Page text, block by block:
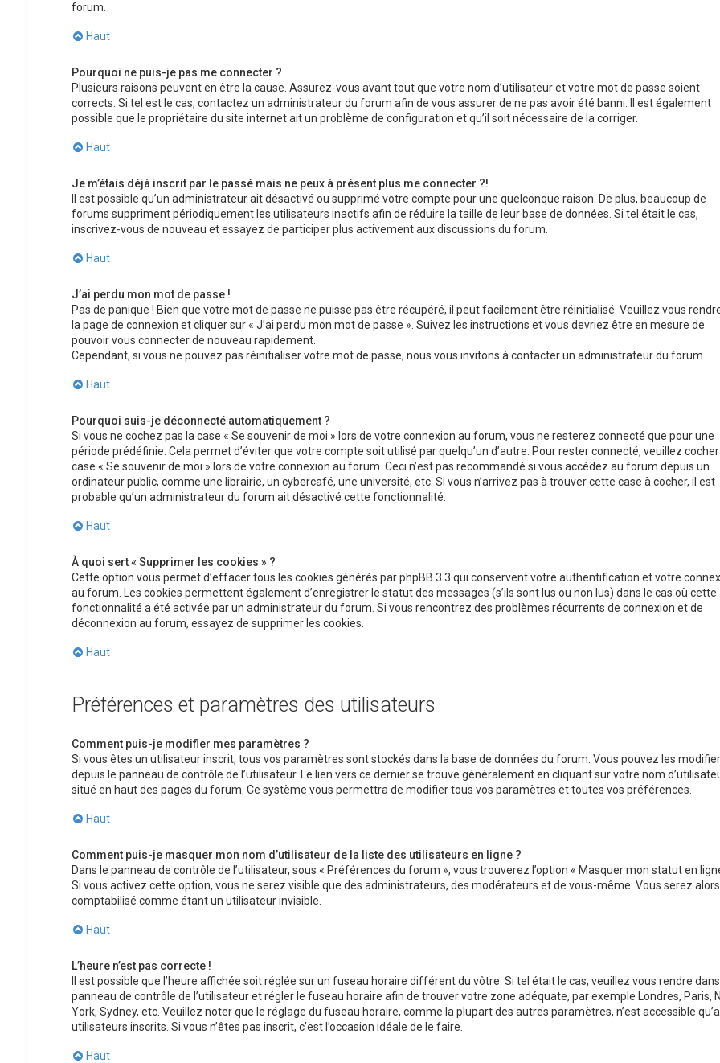
forum.
Haut
Pourquoi ne puis-je pas me connecter ?
Plusieurs raisons peuvent en être la cause. Assurez-vous avant tout que votre nom d’utilisateur et votre mot de passe soient
corrects. Si tel est le cas, contactez un administrateur du forum afin de vous assurer de ne pas avoir été banni. Il est également
possible que le propriétaire du site internet ait un problème de configuration et qu’il soit nécessaire de la corriger.
Haut
Je m’étais déjà inscrit par le passé mais ne peux à présent plus me connecter ?!
Il est possible qu’un administrateur ait désactivé ou supprimé votre compte pour une quelconque raison. De plus, beaucoup de
forums suppriment périodiquement les utilisateurs inactifs afin de réduire la taille de leur base de données. Si tel était le cas,
inscrivez-vous de nouveau et essayez de participer plus activement aux discussions du forum.
Haut
J’ai perdu mon mot de passe !
Pas de panique ! Bien que votre mot de passe ne puisse pas être récupéré, il peut facilement être réinitialisé. Veuillez vous
la page de connexion et cliquer sur « J’ai perdu mon mot de passe ». Suivez les instructions et vous devriez être en mesure de
pouvoir vous connecter de nouveau rapidement.
Cependant, si vous ne pouvez pas réinitialiser votre mot de passe, nous vous invitons à contacter un administrateur du forum.
Haut
Pourquoi suis-je déconnecté automatiquement ?
Si vous ne cochez pas la case « Se souvenir de moi » lors de votre connexion au forum, vous ne resterez connecté que pour une
période prédéfinie. Cela permet d’éviter que votre compte soit utilisé par quelqu’un d’autre. Pour rester connecté, veuillez cocher
case « Se souvenir de moi » lors de votre connexion au forum. Ceci n’est pas recommandé si vous accédez au forum depuis un
ordinateur public, comme une librairie, un cybercafé, une université, etc. Si vous n’arrivez pas à trouver cette case à cocher, il est
probable qu’un administrateur du forum ait désactivé cette fonctionnalité.
Haut
À quoi sert « Supprimer les cookies » ?
Cette option vous permet d’effacer tous les cookies générés par phpBB 3.3 qui conservent votre authentification et votre
au forum. Les cookies permettent également d’enregistrer le statut des messages (s’ils sont lus ou non lus) dans le cas où cette
fonctionnalité a été activée par un administrateur du forum. Si vous rencontrez des problèmes récurrents de connexion et de
déconnexion au forum, essayez de supprimer les cookies.
Haut
Préférences et paramètres des utilisateurs
Comment puis-je modifier mes paramètres ?
Si vous êtes un utilisateur inscrit, tous vos paramètres sont stockés dans la base de données du forum. Vous pouvez les modifier
depuis le panneau de contrôle de l’utilisateur. Le lien vers ce dernier se trouve généralement en cliquant sur votre nom
situé en haut des pages du forum. Ce système vous permettra de modifier tous vos paramètres et toutes vos préférences.
Haut
Comment puis-je masquer mon nom d’utilisateur de la liste des utilisateurs en ligne ?
Dans le panneau de contrôle de l’utilisateur, sous « Préférences du forum », vous trouverez l’option « Masquer mon statut en
Si vous activez cette option, vous ne serez visible que des administrateurs, des modérateurs et de vous-même. Vous serez alors
comptabilisé comme étant un utilisateur invisible.
Haut
L’heure n’est pas correcte !
Il est possible que l’heure affichée soit réglée sur un fuseau horaire différent du vôtre. Si tel était le cas, veuillez vous rendre
panneau de contrôle de l’utilisateur et régler le fuseau horaire afin de trouver votre zone adéquate, par exemple Londres, Paris,
York, Sydney, etc. Veuillez noter que le réglage du fuseau horaire, comme la plupart des autres paramètres, n’est accessible
utilisateurs inscrits. Si vous n’êtes pas inscrit, c’est l’occasion idéale de le faire.
Haut